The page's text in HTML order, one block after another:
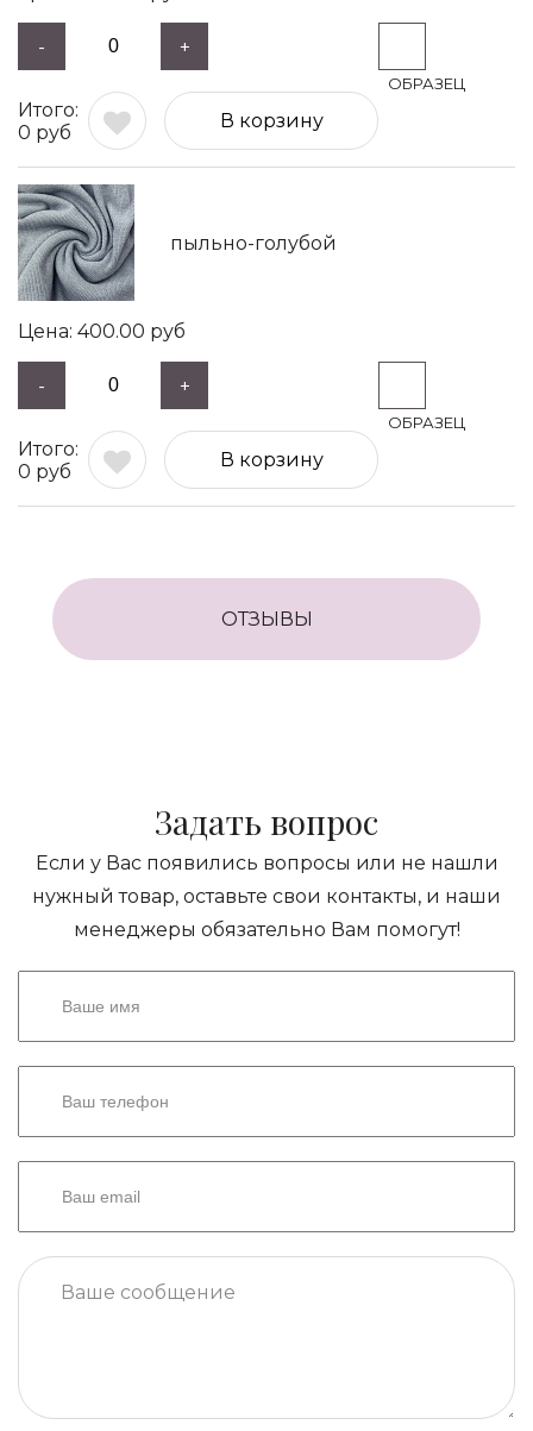
- +
0 руб
В корзину
пыльно-голубой
400.00 руб
- +
0 руб
В корзину
ОТЗЫВЫ
Задать вопрос
Если у Вас появились вопросы или не нашли
нужный товар, оставьте свои контакты, и наши
менеджеры обязательно Вам помогут!